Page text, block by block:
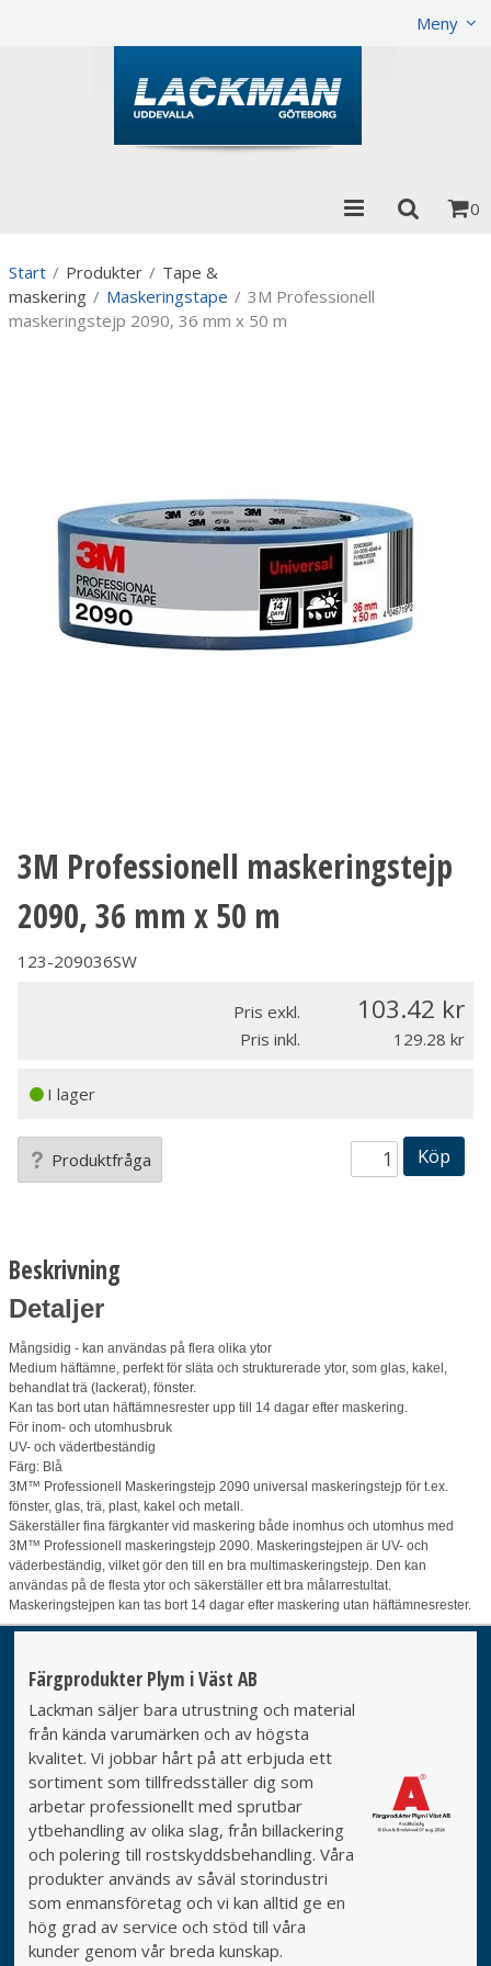
Meny
0
Start / Produkter / Tape &
maskering / Maskeringstape / 3M Professionell
maskeringstejp 2090, 36 mm x 50 m
3M Professionell maskeringstejp
2090, 36 mm x 50 m
123-209036SW
Pris exkl. 103.42
Pris inkl. 129.28
I lager
Produktfråga Köp
Beskrivning
Detaljer
Mångsidig - kan användas på flera olika ytor
Medium häftämne, perfekt för släta och strukturerade ytor, som glas, kakel,
behandlat trä (lackerat), fönster.
Kan tas bort utan häftämnesrester upp till 14 dagar efter maskering.
För inom- och utomhusbruk
UV- och vädertbeständig
Färg: Blå
3M™ Professionell Maskeringstejp 2090 universal maskeringstejp för t.ex.
fönster, glas, trä, plast, kakel och metall.
Säkerställer fina färgkanter vid maskering både inomhus och utomhus med
3M™ Professionell maskeringstejp 2090. Maskeringstejpen är UV- och
väderbeständig, vilket gör den till en bra multimaskeringstejp. Den kan
användas på de flesta ytor och säkerställer ett bra målarrestultat.
Maskeringstejpen kan tas bort 14 dagar efter maskering utan häftämnesrester.
Färgprodukter Plym i Väst AB
Lackman säljer bara utrustning och material
från kända varumärken och av högsta
kvalitet. Vi jobbar hårt på att erbjuda ett
sortiment som tillfredsställer dig som
arbetar professionellt med sprutbar
ytbehandling av olika slag, från billackering
och polering till rostskyddsbehandling. Våra
produkter används av såväl storindustri
som enmansföretag och vi kan alltid ge en
hög grad av service och stöd till våra
kunder genom vår breda kunskap.